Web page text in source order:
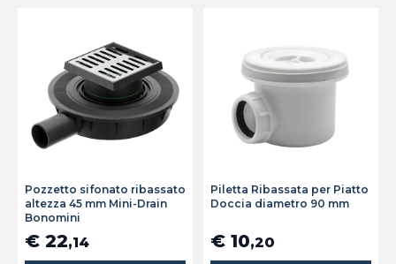
Pozzetto sifonato ribassato
altezza 45 mm Mini-Drain
Bonomini
€ 22,14
Piletta Ribassata per Piatto
Doccia diametro 90 mm
€ 10,20